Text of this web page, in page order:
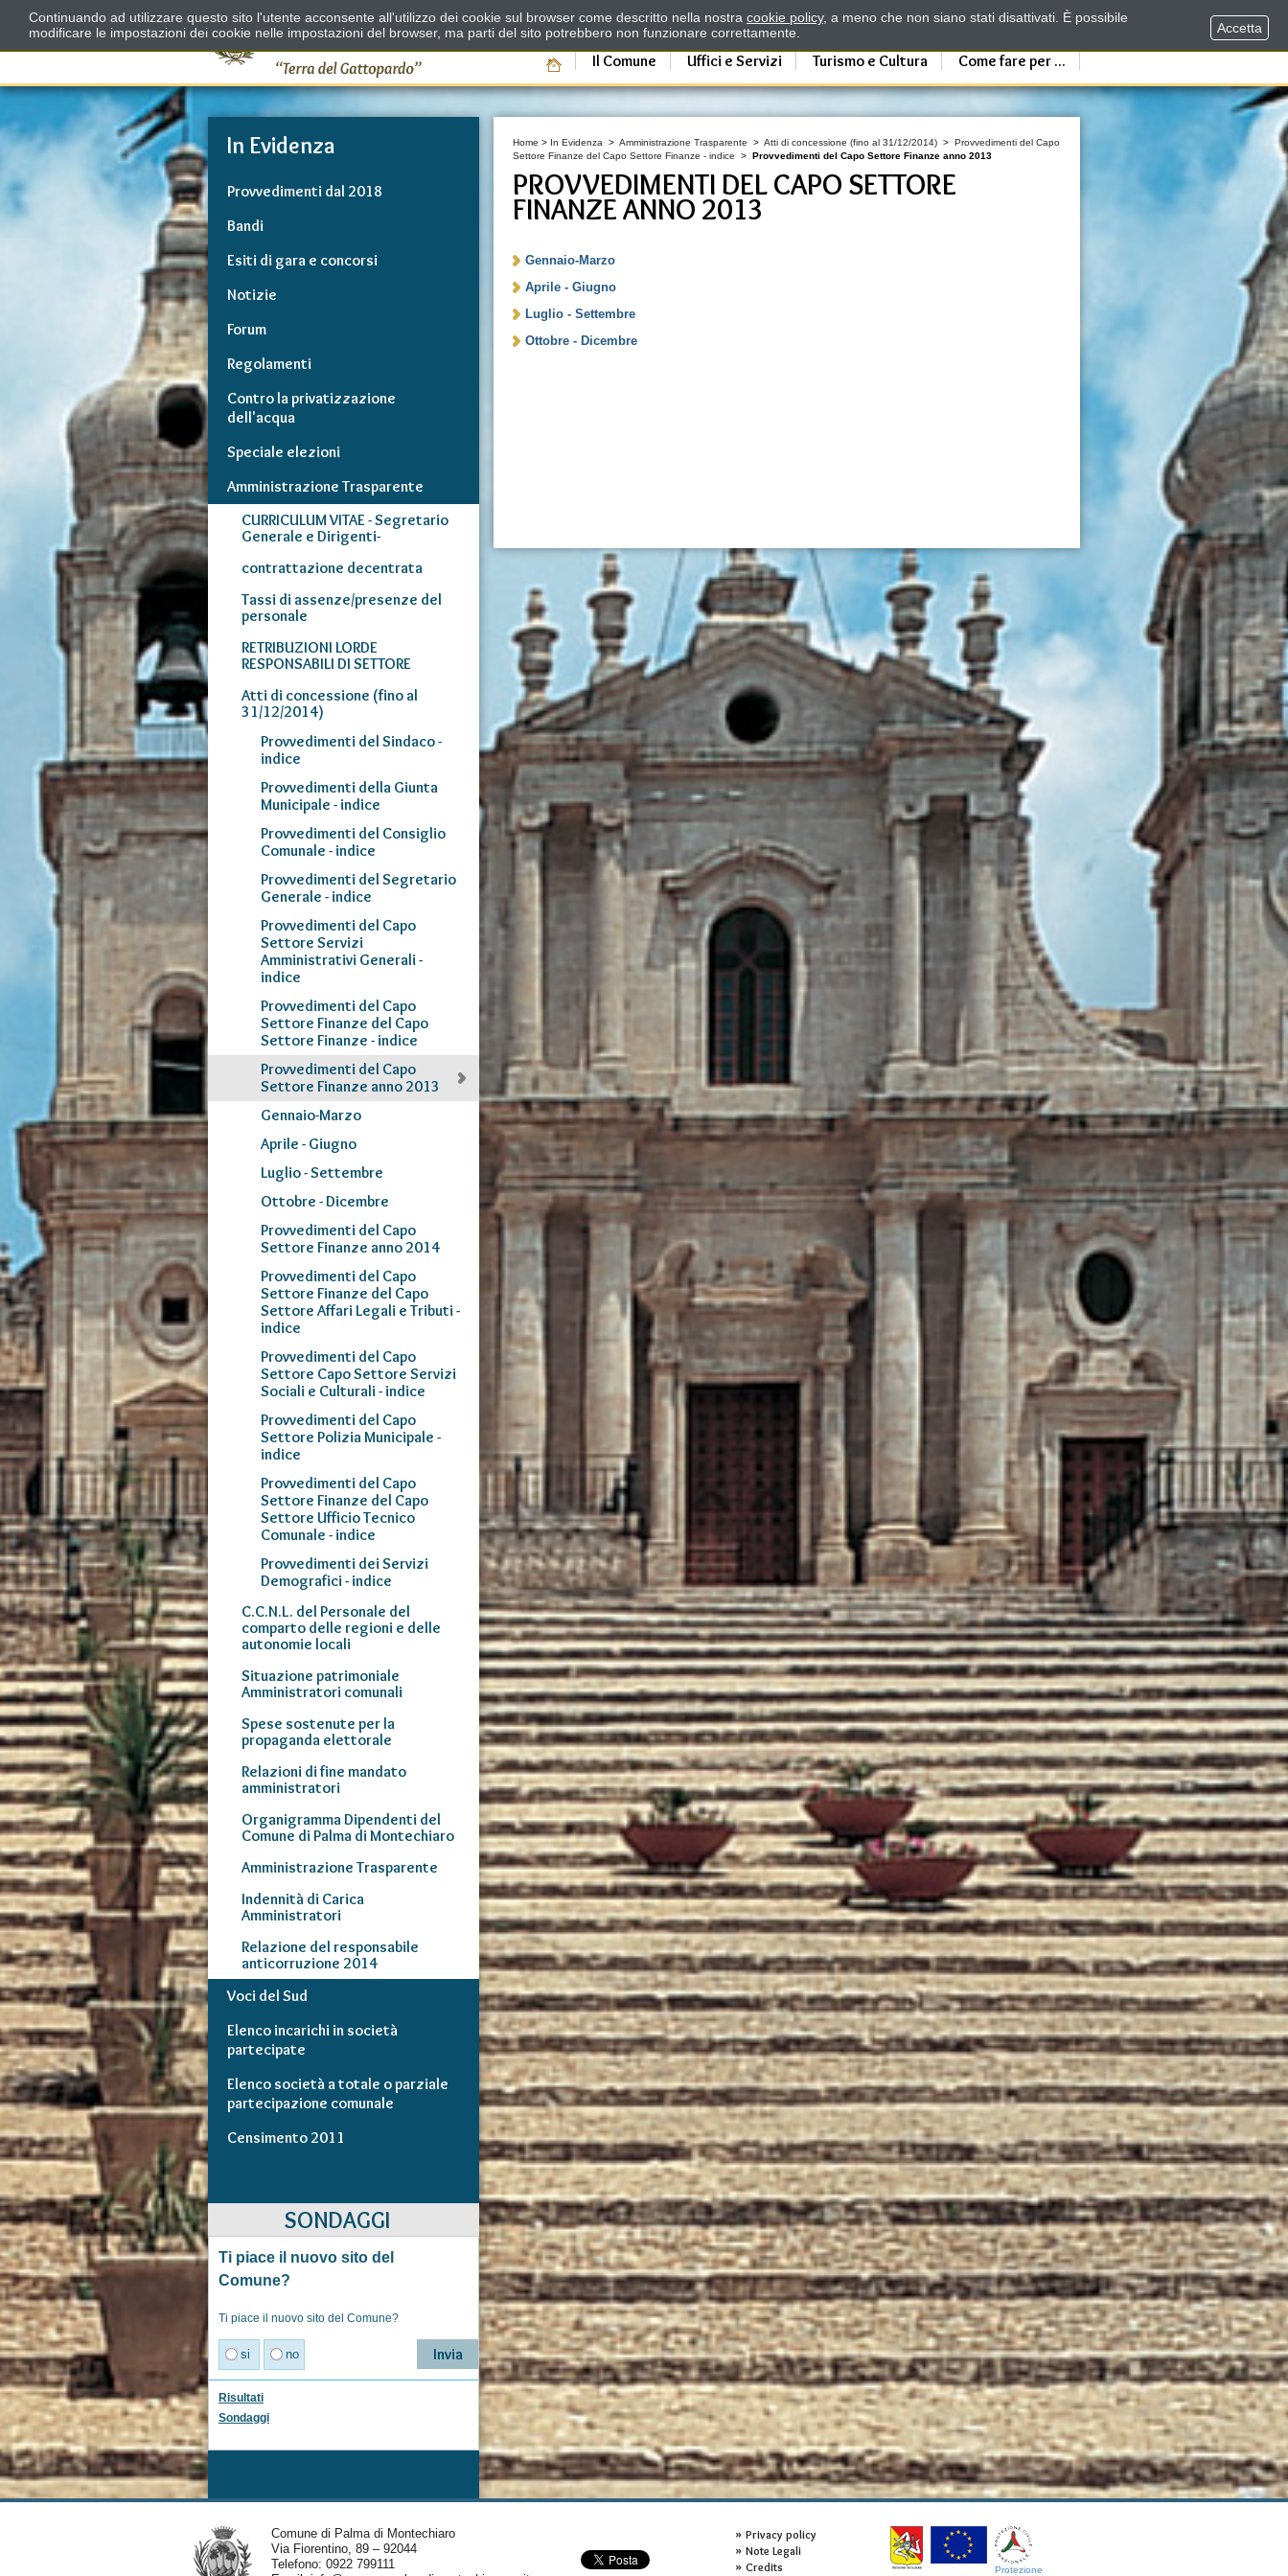
Il Comune Uffici e Servizi Turismo e Cultura Come fare per ...
In Evidenza
Provvedimenti dal 2018
Bandi
Esiti di gara e concorsi
Notizie
Forum
Regolamenti
Contro la privatizzazione
dell'acqua
Speciale elezioni
Amministrazione Trasparente
CURRICULUM VITAE - Segretario
Generale e Dirigenti-
contrattazione decentrata
Tassi di assenze/presenze del
personale
RETRIBUZIONI LORDE
RESPONSABILI DI SETTORE
Atti di concessione (fino al
31/12/2014)
Provvedimenti del Sindaco -
indice
Provvedimenti della Giunta
Municipale - indice
Provvedimenti del Consiglio
Comunale - indice
Provvedimenti del Segretario
Generale - indice
Provvedimenti del Capo
Settore Servizi
Amministrativi Generali -
indice
Provvedimenti del Capo
Settore Finanze del Capo
Settore Finanze - indice
Provvedimenti del Capo
Settore Finanze anno 2013
Gennaio-Marzo
Aprile - Giugno
Luglio - Settembre
Ottobre - Dicembre
Provvedimenti del Capo
Settore Finanze anno 2014
Provvedimenti del Capo
Settore Finanze del Capo
Settore Affari Legali e Tributi -
indice
Provvedimenti del Capo
Settore Capo Settore Servizi
Sociali e Culturali - indice
Provvedimenti del Capo
Settore Polizia Municipale -
indice
Provvedimenti del Capo
Settore Finanze del Capo
Settore Ufficio Tecnico
Comunale - indice
Provvedimenti dei Servizi
Demografici - indice
C.C.N.L. del Personale del
comparto delle regioni e delle
autonomie locali
Situazione patrimoniale
Amministratori comunali
Spese sostenute per la
propaganda elettorale
Relazioni di fine mandato
amministratori
Organigramma Dipendenti del
Comune di Palma di Montechiaro
Amministrazione Trasparente
Indennità di Carica
Amministratori
Relazione del responsabile
anticorruzione 2014
Voci del Sud
Elenco incarichi in società
partecipate
Elenco società a totale o parziale
partecipazione comunale
Censimento 2011
SONDAGGI
Ti piace il nuovo sito del
Comune?
Ti piace il nuovo sito del Comune?
si no
Risultati
Sondaggi
Home > In Evidenza >Amministrazione Trasparente >Atti di concessione (fino al 31/12/2014) >Provvedimenti del Capo
Settore Finanze del Capo Settore Finanze - indice
>Provvedimenti del Capo Settore Finanze anno 2013
PROVVEDIMENTI DEL CAPO SETTORE
FINANZE ANNO 2013
Gennaio-Marzo
Aprile - Giugno
Luglio - Settembre
Ottobre - Dicembre
Comune di Palma di Montechiaro
Via Fiorentino, 89 – 92044
Telefono: 0922 799111
Privacy policy
Note Legali
Credits
Protezione
Continuando ad utilizzare questo sito l'utente acconsente all'utilizzo dei cookie sul browser come descritto nella nostra cookie policy, a meno che non siano stati disattivati. È possibile
modificare le impostazioni dei cookie nelle impostazioni del browser, ma parti del sito potrebbero non funzionare correttamente.
Accetta